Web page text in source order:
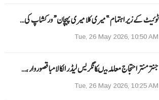
ٹوئیٹ کے زیر اہتمام ”میری کلا میری پہچان“ ورکشاپ کی…
Tue, 26 May 2026, 10:50 AM
جنتر منتر احتجاج معاملہ میںکانگریس لیڈر الکا لامبا قصوروار ،…
Tue, 26 May 2026, 10:25 AM